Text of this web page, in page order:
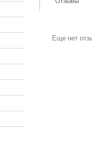
Еще нет